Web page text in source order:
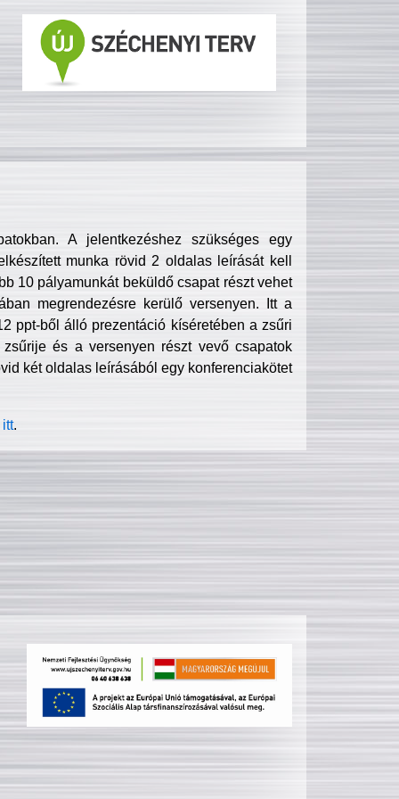
A jelentkezéshez szükséges egy
munka rövid 2 oldalas leírását kell
10 pályamunkát beküldő csapat részt vehet
megrendezésre kerülő versenyen. Itt a
ppt-ből álló prezentáció kíséretében a zsűri
és a versenyen részt vevő csapatok
két oldalas leírásából egy konferenciakötet
itt.